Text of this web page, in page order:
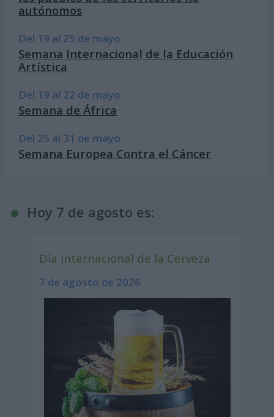
autónomos
Del 19 al 25 de mayo
Semana Internacional de la Educación
Artística
Del 19 al 22 de mayo
Semana de África
Del 25 al 31 de mayo
Semana Europea Contra el Cáncer
Hoy 7 de agosto es:
Día Internacional de la Cerveza
7 de agosto de 2026